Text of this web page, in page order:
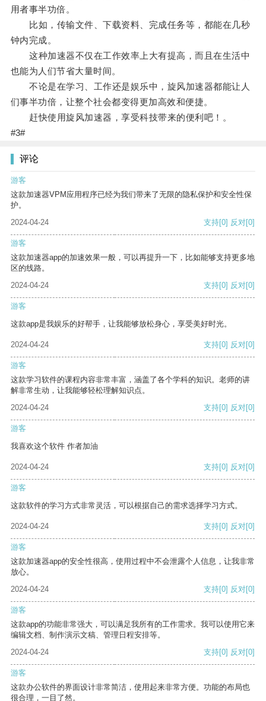
用者事半功倍。
比如，传输文件、下载资料、完成任务等，都能在几秒
钟内完成。
这种加速器不仅在工作效率上大有提高，而且在生活中
也能为人们节省大量时间。
不论是在学习、工作还是娱乐中，旋风加速器都能让人
们事半功倍，让整个社会都变得更加高效和便捷。
赶快使用旋风加速器，享受科技带来的便利吧！。
#3#
评论
游客
这款加速器VPM应用程序已经为我们带来了无限的隐私保护和安全性保
护。
2024-04-24
支持[0] 反对[0]
游客
这款加速器app的加速效果一般，可以再提升一下，比如能够支持更多地
区的线路。
2024-04-24
支持[0] 反对[0]
游客
这款app是我娱乐的好帮手，让我能够放松身心，享受美好时光。
2024-04-24 支持[0] 反对[0]
游客
这款学习软件的课程内容非常丰富，涵盖了各个学科的知识。老师的讲
解非常生动，让我能够轻松理解知识点。
2024-04-24
支持[0] 反对[0]
游客
我喜欢这个软件 作者加油
2024-04-24 支持[0] 反对[0]
游客
这款软件的学习方式非常灵活，可以根据自己的需求选择学习方式。
2024-04-24 支持[0] 反对[0]
游客
这款加速器app的安全性很高，使用过程中不会泄露个人信息，让我非常
放心。
2024-04-24
支持[0] 反对[0]
游客
这款app的功能非常强大，可以满足我所有的工作需求。我可以使用它来
编辑文档、制作演示文稿、管理日程安排等。
2024-04-24
支持[0] 反对[0]
游客
这款办公软件的界面设计非常简洁，使用起来非常方便。功能的布局也
很合理，一目了然。